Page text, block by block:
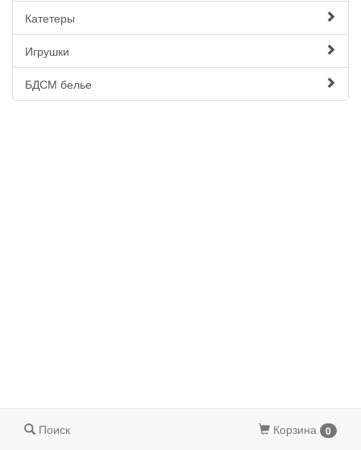
Катетеры
Игрушки
БДСМ белье
Поиск Корзина 0